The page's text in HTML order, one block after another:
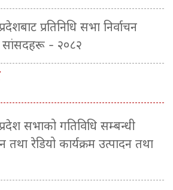
प्रतिनिधि सभा निर्वाचन
सांसदहरू - २०८२
सभाको गतिविधि सम्बन्धी
तथा रेडियो कार्यक्रम उत्पादन तथा